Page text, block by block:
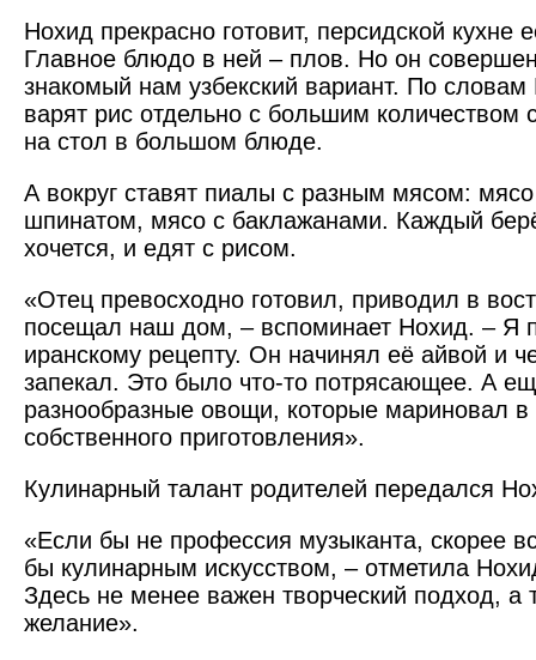
Нохид прекрасно готовит, персидской кухне
Главное блюдо в ней – плов. Но он
знакомый нам узбекский вариант. По
варят рис отдельно с большим количеством
на стол в большом блюде.
А вокруг ставят пиалы с разным мясом:
шпинатом, мясо с баклажанами. Каждый
хочется, и едят с рисом.
«Отец превосходно готовил, приводил в
посещал наш дом, – вспоминает Нохид. – Я
иранскому рецепту. Он начинял её айвой и
запекал. Это было что-то потрясающее. А
разнообразные овощи, которые мариновал в
собственного приготовления».
Кулинарный талант родителей передался
«Если бы не профессия музыканта, скорее
бы кулинарным искусством, – отметила
Здесь не менее важен творческий подход, а
желание».